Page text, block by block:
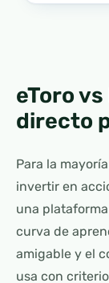
eToro
directo
Para la
invertir en
una
curva de
amigable y el
usa con